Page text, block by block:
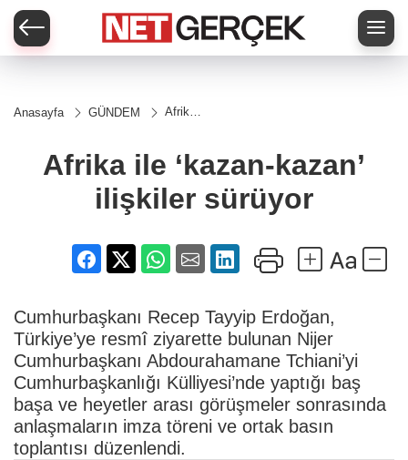
Anasayfa GÜNDEM
Afrika
kazan’
ilişkiler
Afrika ile ‘kazan-kazan’
ilişkiler sürüyor
Cumhurbaşkanı Recep Tayyip Erdoğan,
Türkiye’ye resmî ziyarette bulunan Nijer
Cumhurbaşkanı Abdourahamane Tchiani’yi
Cumhurbaşkanlığı Külliyesi’nde yaptığı baş
başa ve heyetler arası görüşmeler sonrasında
anlaşmaların imza töreni ve ortak basın
toplantısı düzenlendi.